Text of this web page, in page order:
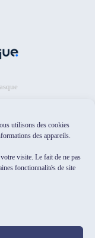
utilisons des cookies
des appareils.
visite. Le fait de ne pas
fonctionnalités de site
TPE